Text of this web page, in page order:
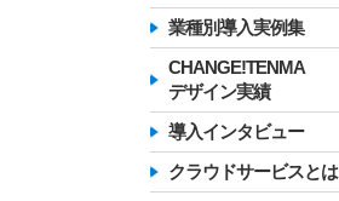
業種別導入実例集
CHANGE!TENMA
デザイン実績
導入インタビュー
クラウドサービスとは